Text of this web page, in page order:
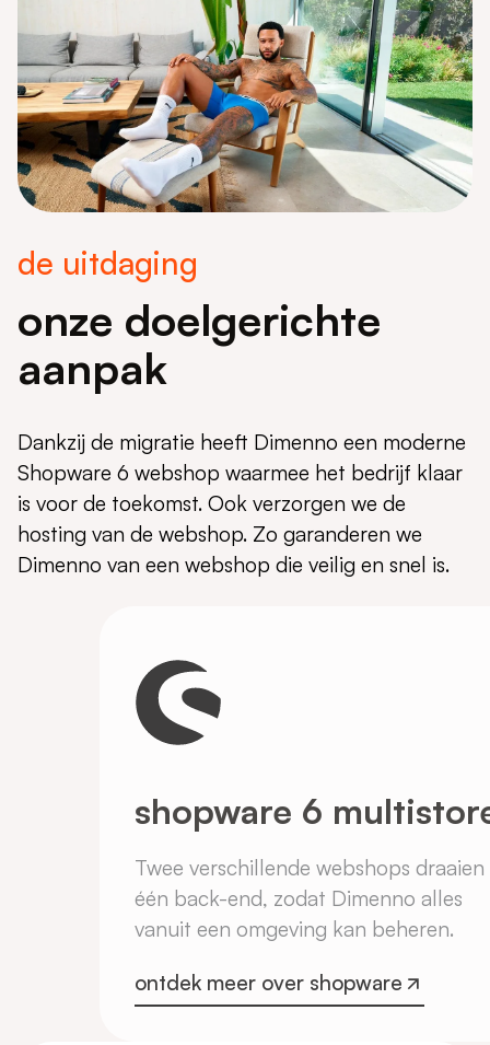
de uitdaging
onze doelgerichte
aanpak
Dankzij de migratie heeft Dimenno een moderne
Shopware 6 webshop waarmee het bedrijf klaar
is voor de toekomst. Ook verzorgen we de
hosting van de webshop. Zo garanderen we
Dimenno van een webshop die veilig en snel is.
shopware 6
Twee verschillende webshops
één back-end, zodat Dimenno alles
vanuit een omgeving kan beheren.
ontdek meer over shopware